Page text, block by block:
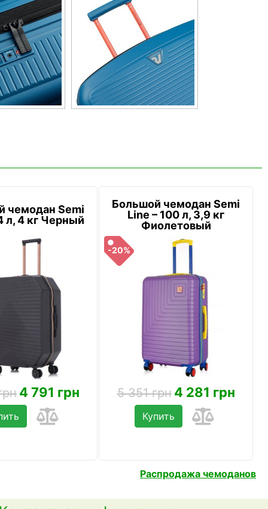
чемодан Semi
л, 4 кг Черный
4 791 грн
Большой чемодан Semi
Line – 100 л, 3,9 кг
Фиолетовый
-20%
5 351 грн 4 281 грн
Купить
Распродажа чемоданов